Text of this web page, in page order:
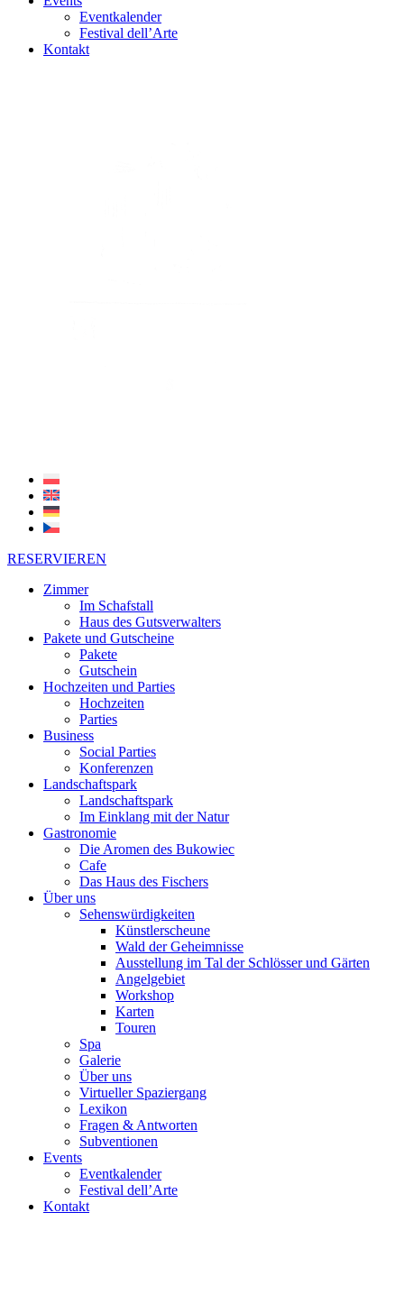
Eventkalender
Festival dell’Arte
Kontakt
RESERVIEREN
Zimmer
Im Schafstall
Haus des Gutsverwalters
Pakete und Gutscheine
Pakete
Gutschein
Hochzeiten und Parties
Hochzeiten
Parties
Business
Social Parties
Konferenzen
Landschaftspark
Landschaftspark
Im Einklang mit der Natur
Gastronomie
Die Aromen des Bukowiec
Cafe
Das Haus des Fischers
Über uns
Sehenswürdigkeiten
Künstlerscheune
Wald der Geheimnisse
Ausstellung im Tal der Schlösser und Gärten
Angelgebiet
Workshop
Karten
Touren
Spa
Galerie
Über uns
Virtueller Spaziergang
Lexikon
Fragen & Antworten
Subventionen
Events
Eventkalender
Festival dell’Arte
Kontakt